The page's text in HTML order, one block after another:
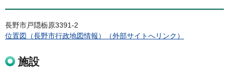
長野市戸隠栃原3391-2
位置図（長野市行政地図情報）（外部サイトへリンク）
施設